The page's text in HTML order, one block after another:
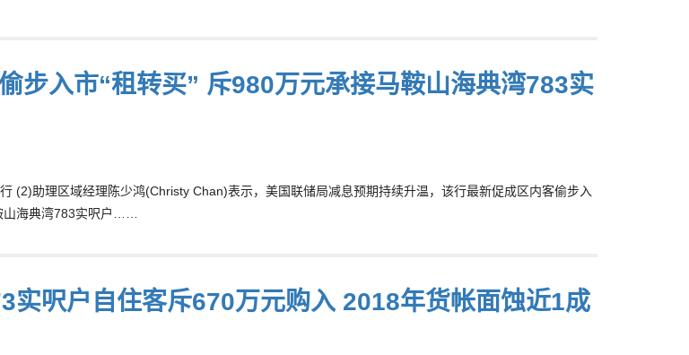
步入市“租转买” 斥980万元承接马鞍山海典湾783实
(2)助理区域经理陈少鸿(Christy Chan)表示，美国联储局减息预期持续升温，该行最新促成区内客偷步入
山海典湾783实呎户……
实呎户自住客斥670万元购入 2018年货帐面蚀近1成